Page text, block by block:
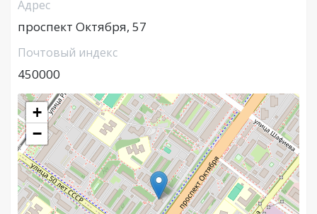
Адрес
проспект Октября, 57
Почтовый индекс
450000
+
−